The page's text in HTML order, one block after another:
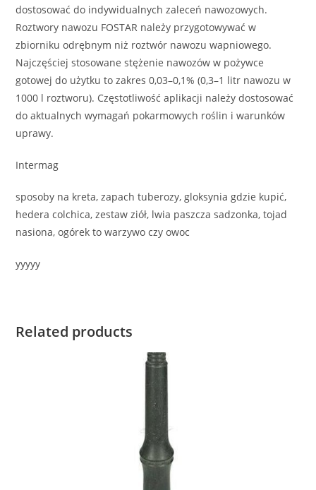
dostosować do indywidualnych zaleceń nawozowych.
Roztwory nawozu FOSTAR należy przygotowywać w
zbiorniku odrębnym niż roztwór nawozu wapniowego.
Najczęściej stosowane stężenie nawozów w pożywce
gotowej do użytku to zakres 0,03–0,1% (0,3–1 litr nawozu w
1000 l roztworu). Częstotliwość aplikacji należy dostosować
do aktualnych wymagań pokarmowych roślin i warunków
uprawy.
Intermag
sposoby na kreta, zapach tuberozy, gloksynia gdzie kupić,
hedera colchica, zestaw ziół, lwia paszcza sadzonka, tojad
nasiona, ogórek to warzywo czy owoc
yyyyy
Related products